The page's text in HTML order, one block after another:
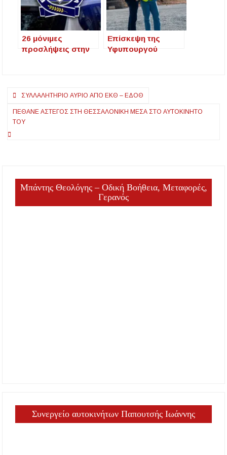
συνανθρώπους
μας
26 μόνιμες
προσλήψεις στην
Επίσκεψη της
Υφυπουργού
των Σκουριών
Πλοήγηση
άρθρων
ΣΥΛΛΑΛΗΤΉΡΙΟ ΑΎΡΙΟ ΑΠΌ ΕΚΘ – ΕΔΟΘ
ΠΈΘΑΝΕ ΆΣΤΕΓΟΣ ΣΤΗ ΘΕΣΣΑΛΟΝΊΚΗ ΜΈΣΑ ΣΤΟ ΑΥΤΟΚΊΝΗΤΌ
ΤΟΥ
Μπάντης Θεολόγης – Οδική Βοήθεια, Μεταφορές,
Γερανός
Συνεργείο αυτοκινήτων Παπουτσής Ιωάννης